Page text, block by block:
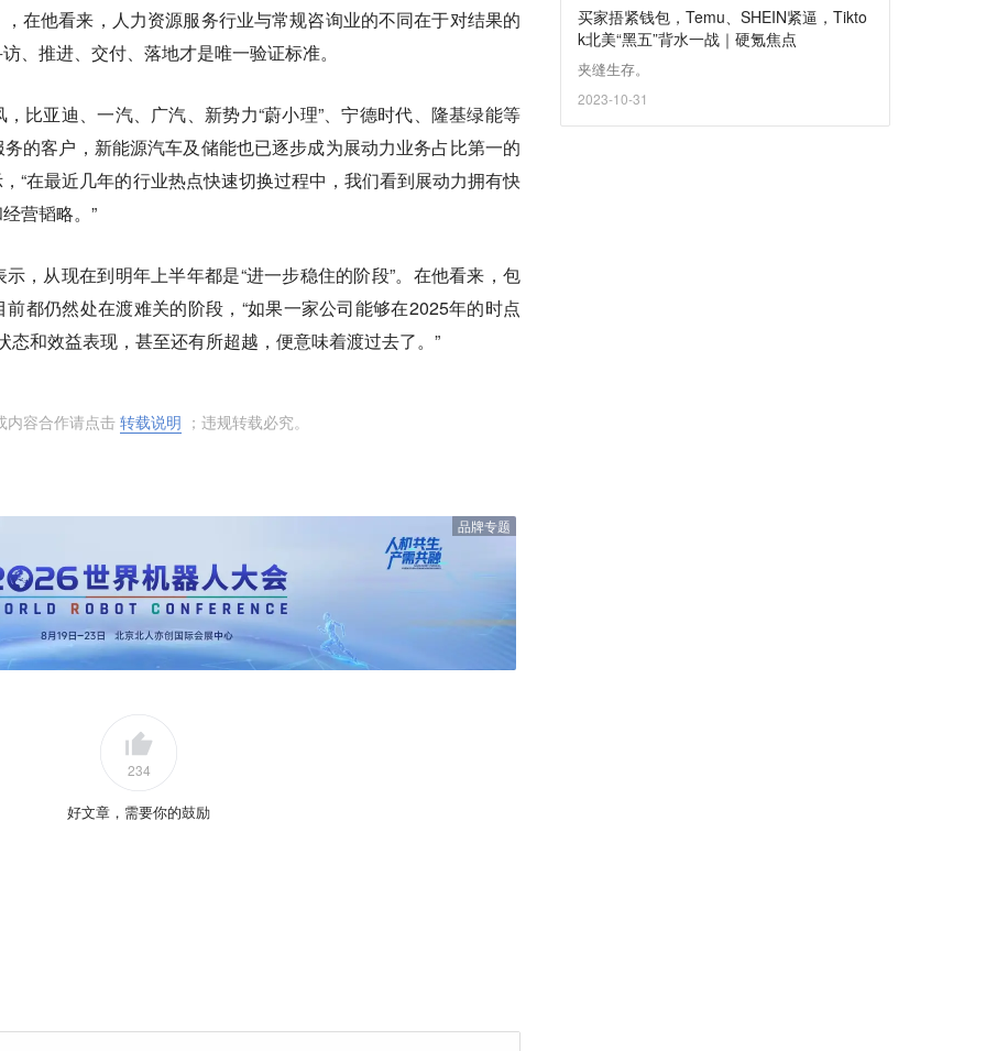
在他看来，人力资源服务行业与常规咨询业的不同在于对结果的
、推进、交付、落地才是唯一验证标准。
比亚迪、一汽、广汽、新势力“蔚小理”、宁德时代、隆基绿能等
的客户，新能源汽车及储能也已逐步成为展动力业务占比第一的
“在最近几年的行业热点快速切换过程中，我们看到展动力拥有快
营韬略。”
，从现在到明年上半年都是“进一步稳住的阶段”。在他看来，包
都仍然处在渡难关的阶段，“如果一家公司能够在2025年的时点
和效益表现，甚至还有所超越，便意味着渡过去了。”
内容合作请点击 转载说明 ；违规转载必究。
品牌专题
234
好文章，需要你的鼓励
买家捂紧钱包，Temu、SHEIN紧逼，Tikto
k北美“黑五”背水一战｜硬氪焦点
夹缝生存。
2023-10-31